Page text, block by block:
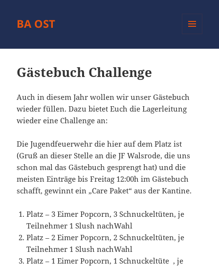
BA OST
Gästebuch Challenge
Auch in diesem Jahr wollen wir unser Gästebuch
wieder füllen. Dazu bietet Euch die Lagerleitung
wieder eine Challenge an:
Die Jugendfeuerwehr die hier auf dem Platz ist
(Gruß an dieser Stelle an die JF Walsrode, die uns
schon mal das Gästebuch gesprengt hat) und die
meisten Einträge bis Freitag 12:00h im Gästebuch
schafft, gewinnt ein „Care Paket“ aus der Kantine.
Platz – 3 Eimer Popcorn, 3 Schnuckeltüten, je
Teilnehmer 1 Slush nachWahl
Platz – 2 Eimer Popcorn, 2 Schnuckeltüten, je
Teilnehmer 1 Slush nachWahl
Platz – 1 Eimer Popcorn, 1 Schnuckeltüte , je